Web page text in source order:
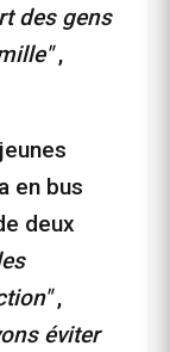
des gens
,
en bus
deux
,
éviter